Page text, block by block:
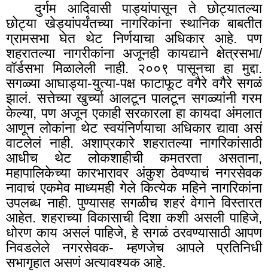
दुर्गम आदिवासी पाड्यांपासून ते छोट्यातल्या
छोट्या खेड्यांपर्यंतच्या नागरिकांना स्थानिक बाबतीत
ग्रामसभा घेत थेट निर्णयाचा अधिकार आहे. पण
शहरातल्या नागरीकांना अजूनही कायद्याने क्षेत्रसभा/
वॉर्डसभा मिळालेली नाही. २००९ पासूनचा हा मुद्दा.
सगळ्या आघाड्या-युत्या-पक्ष फाटाफूट वगैरे वगैरे सगळं
झालं. सत्तेच्या खुर्च्या आलटून पालटून सगळ्यांनी गरम
केल्या, पण अजून एकाही सरकारला हा कायदा अंमलात
आणून लोकांना थेट स्वयंनिर्णयाचा अधिकार द्यावा असं
वाटलेलं नाही. अशाप्रकारे शहरातल्या नागरिकांसाठी
आधीच थेट लोकशाहीची कमतरता असताना,
महापालिकेच्या कारभारावर अंकुश ठेवण्याचं नगरसेवक
नावाचं एकमेव माध्यमही गेले कित्येक महिने नागरिकांना
उपलब्ध नाही. पुण्यासह सगळीच शहरं वेगाने विस्तारत
आहेत. शहराच्या विकासाची दिशा कशी असली पाहिजे,
धोरण काय असलं पाहिजे, हे सगळं ठरवण्यासाठी आपण
निवडलेले नगरसेवक- म्हणजेच आपले प्रतिनिधी
सभागृहात असणं अत्यावश्यक आहे.